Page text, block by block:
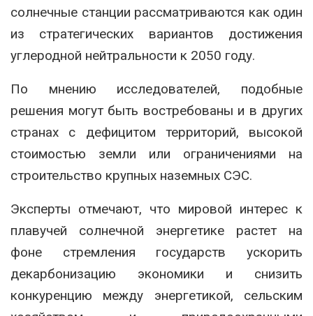
солнечные станции рассматриваются как один
из стратегических вариантов достижения
углеродной нейтральности к 2050 году.
По мнению исследователей, подобные
решения могут быть востребованы и в других
странах с дефицитом территорий, высокой
стоимостью земли или ограничениями на
строительство крупных наземных СЭС.
Эксперты отмечают, что мировой интерес к
плавучей солнечной энергетике растет на
фоне стремления государств ускорить
декарбонизацию экономики и снизить
конкуренцию между энергетикой, сельским